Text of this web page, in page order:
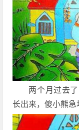
两个月过去
长出来，傻小熊急